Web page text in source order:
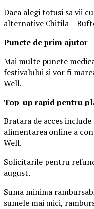
Daca alegi totusi sa vii
alternative Chitila –
Puncte de prim ajutor
Mai multe puncte
festivalului si vor fi
Well.
Top-up rapid pentru
Bratara de acces
alimentarea online a
Well.
Solicitarile pentru
august.
Suma minima
sumele mai mici,